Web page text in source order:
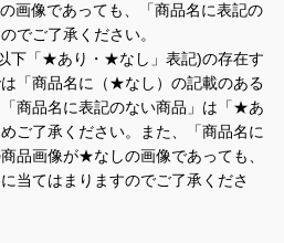
画像であっても、「商品名に表記の
でご了承ください。
下「★あり・★なし」表記)の存在す
「商品名に（★なし）の記載のある
商品名に表記のない商品」は「★あ
ご了承ください。また、「商品名に
品画像が★なしの画像であっても、
当てはまりますのでご了承くださ